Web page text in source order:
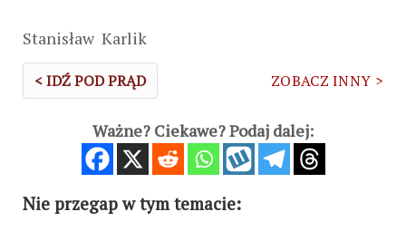
Stanisław Karlik
< IDŹ POD PRĄD ZOBACZ INNY >
Ważne? Ciekawe? Podaj dalej:
Nie przegap w tym temacie: